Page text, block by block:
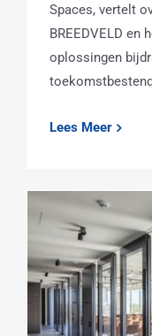
Spaces, vertelt
BREEDVELD en
oplossingen
Lees Meer